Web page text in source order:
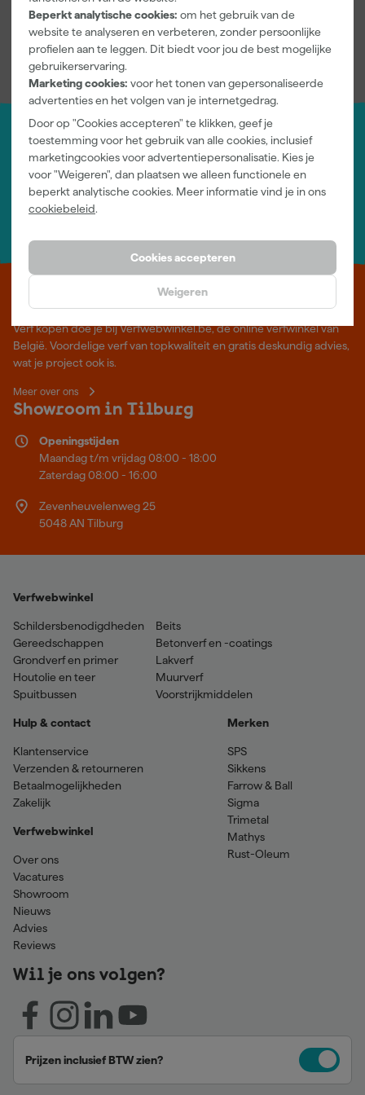
Beperkt analytische cookies: om het gebruik van de
website te analyseren en verbeteren, zonder persoonlijke
profielen aan te leggen. Dit biedt voor jou de best mogelijke
gebruikerservaring.
Marketing cookies: voor het tonen van gepersonaliseerde
advertenties en het volgen van je internetgedrag.
Door op "Cookies accepteren" te klikken, geef je
toestemming voor het gebruik van alle cookies, inclusief
marketingcookies voor advertentiepersonalisatie. Kies je
voor "Weigeren", dan plaatsen we alleen functionele en
beperkt analytische cookies. Meer informatie vind je in ons
cookiebeleid.
Cookies accepteren
Weigeren
Bekijk alle kenmerken
Jouw account
Log-in en beheer je bestellingen en gegevens
Nieuwsbrief
Inschrijven wekelijkse nieuwsbrief
Wij helpen je graag
Leer Verfwebwinkel beter kennen
Verf kopen doe je bij Verfwebwinkel.be, dé online verfwinkel van
België. Voordelige verf van topkwaliteit en gratis deskundig advies,
wat je project ook is.
Meer over ons
Showroom in Tilburg
Openingstijden
Maandag t/m vrijdag 08:00 - 18:00
Zaterdag 08:00 - 16:00
Zevenheuvelenweg 25
5048 AN Tilburg
Verfwebwinkel
Schildersbenodigdheden
Gereedschappen
Grondverf en primer
Houtolie en teer
Spuitbussen
Beits
Betonverf en -coatings
Lakverf
Muurverf
Voorstrijkmiddelen
Hulp & contact
Klantenservice
Verzenden & retourneren
Betaalmogelijkheden
Zakelijk
Verfwebwinkel
Over ons
Vacatures
Showroom
Nieuws
Advies
Reviews
Merken
SPS
Sikkens
Farrow & Ball
Sigma
Trimetal
Mathys
Rust-Oleum
Wil je ons volgen?
Prijzen inclusief BTW zien?